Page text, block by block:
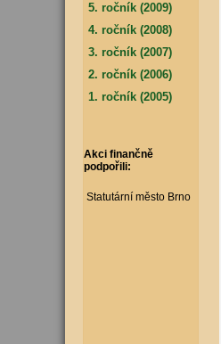
5. ročník (2009)
4. ročník (2008)
3. ročník (2007)
2. ročník (2006)
1. ročník (2005)
Akci finančně
podpořili:
Statutární město Brno